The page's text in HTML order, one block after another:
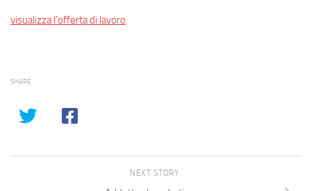
visualizza l’offerta di lavoro
SHARE
NEXT STORY